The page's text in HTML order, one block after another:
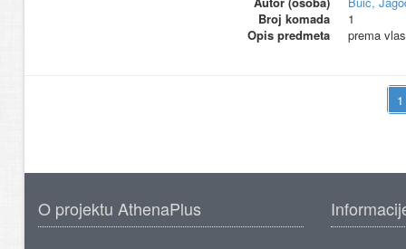
Broj komada
1
Opis predmeta
prema
O projektu AthenaPlus